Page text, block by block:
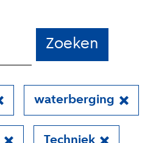
Zoeken
waterberging
Techniek